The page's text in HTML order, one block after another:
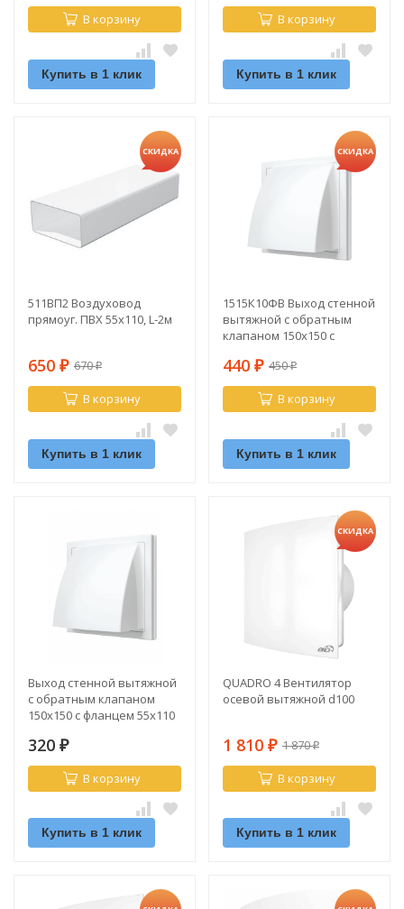
В корзину
Купить в 1 клик
В корзину
Купить в 1 клик
СКИДКА
511ВП2 Воздуховод
прямоуг. ПВХ 55х110, L-2м
650 ₽ 670₽
В корзину
Купить в 1 клик
СКИДКА
1515К10ФВ Выход стенной
вытяжной с обратным
клапаном 150х150 с
440 ₽ 450₽
В корзину
Купить в 1 клик
Выход стенной вытяжной
с обратным клапаном
150х150 с фланцем 55х110
320 ₽
В корзину
Купить в 1 клик
СКИДКА
QUADRO 4 Вентилятор
осевой вытяжной d100
1 810 ₽ 1 870₽
В корзину
Купить в 1 клик